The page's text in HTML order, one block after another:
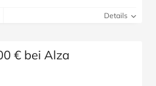
Details
€ bei Alza